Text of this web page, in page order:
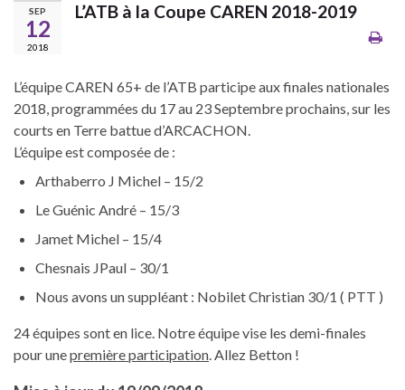
SEP
12
2018
L’ATB à la Coupe CAREN 2018-2019
L’équipe CAREN 65+ de l’ATB participe aux finales nationales
2018, programmées du 17 au 23 Septembre prochains, sur les
courts en Terre battue d’ARCACHON.
L’équipe est composée de :
Arthaberro J Michel – 15/2
Le Guénic André – 15/3
Jamet Michel – 15/4
Chesnais JPaul – 30/1
Nous avons un suppléant : Nobilet Christian 30/1 ( PTT )
24 équipes sont en lice. Notre équipe vise les demi-finales
pour unepremière participation. Allez Betton !